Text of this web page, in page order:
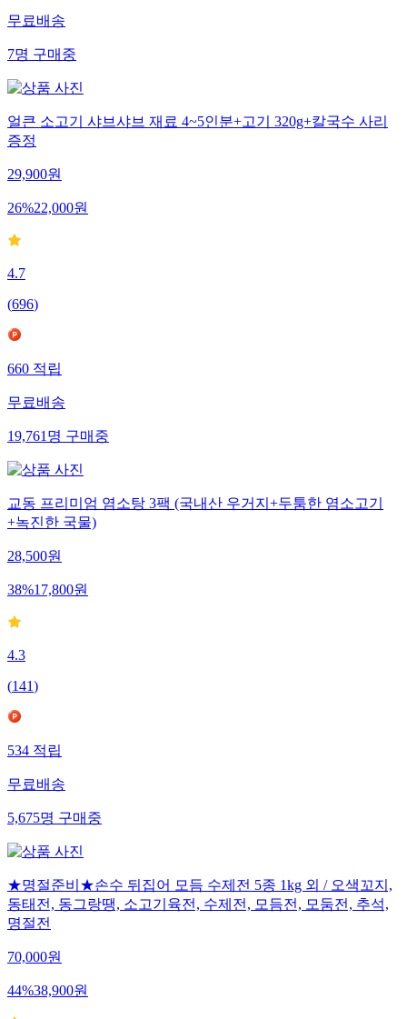
무료배송
7명 구매중
얼큰 소고기 샤브샤브 재료 4~5인분+고기 320g+칼국수 사리
증정
29,900원
26%22,000원
4.7
(696)
660 적립
무료배송
19,761 명 구매중
교동 프리미엄 염소탕 3팩 (국내산 우거지+두툼한 염소고기
+녹진한 국물)
28,500원
38%17,800원
4.3
(141)
534 적립
무료배송
5,675명 구매중
★명절준비★손수 뒤집어 모듬 수제전 5종 1kg 외 / 오색꼬지,
동태전, 동그랑땡, 소고기육전, 수제전, 모듬전, 모둠전, 추석,
명절전
70,000원
44%38,900원